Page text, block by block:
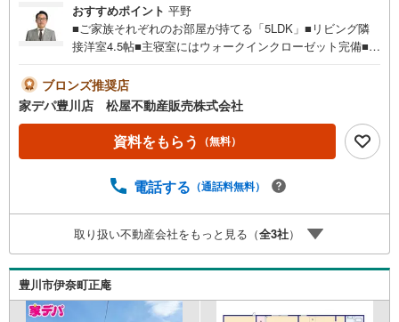
おすすめポイント 平野
■ご家族それぞれのお部屋が持てる「5LDK」■リビング隣
接洋室4.5帖■主寝室にはウォークインクローゼット完備■買
差しが差し込むリビングは広さ15.75帖 ・リビング全体を
見渡せ、お子様も安心の対面キッチン●家デパ 松屋不動産
販売 のつよみ●・豊橋市・豊川市・知立市・浜松市の4店舗
営業中！三河エリア・遠州エリアの物件ならおまかせくだ
さい。新築戸建、中古戸建、中古マンション、土地をお客
フォーム実績多数！中古物件をご購入の際、約70％という
キッズスペース用意しております。ぜひご家族そろってご
来場ください。・営業時間 午前9時00分～午後6時30分
（定休日:水曜日）この時間帯はお電話でのお問い合わせが
スムーズにご案内できます。右下の電話ボタンをタッチ！
もしくはお気軽にお電話ください。
ブロンズ推奨店
家デパ豊川店 松屋不動産販売株式会社
資料をもらう （無料）
電話する （通話料無料）
取り扱い不動産会社をもっと見る（全3社）
豊川市伊奈町正庵